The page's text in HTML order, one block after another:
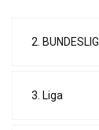
2.
3. Liga